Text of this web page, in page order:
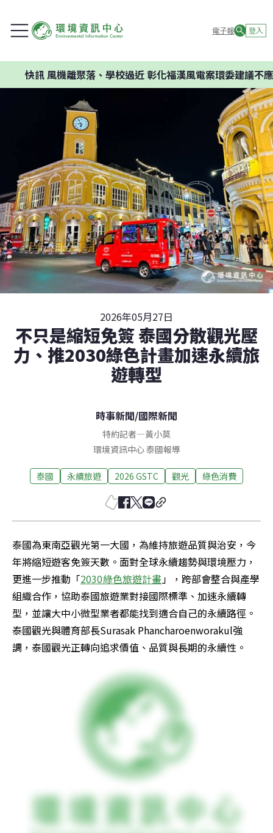
電子報 登入
機離聚落、學校過近 彰化福漢風電案環委建議不應開發
2026年05月27日
不只是縮短免簽 泰國分散觀光壓
力、推2030綠色計畫加速永續旅
遊轉型
時事新聞/國際新聞
特約記者—黃小莫
環境資訊中心 泰國報導
泰國 永續旅遊 2026 GSTC 觀光 綠色消費
泰國為東南亞觀光第一大國，為維持旅遊品質與治安，今
年將縮短遊客免簽天數。面對全球永續趨勢與環境壓力，
更進一步推動「2030綠色旅遊計畫」，跨部會整合與產學
組織合作，協助泰國旅遊業對接國際標準、加速永續轉
型，並讓大中小微型業者都能找到適合自己的永續路徑。
泰國觀光與體育部長Surasak Phancharoenworakul強
調，泰國觀光正轉向追求價值、品質與長期的永續性。